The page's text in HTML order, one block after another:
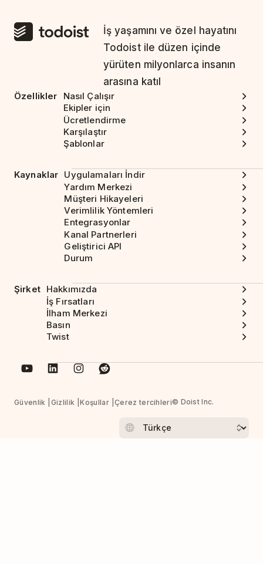
İş yaşamını ve özel hayatını
Todoist ile düzen içinde
yürüten milyonlarca insanın
arasına katıl
Özellikler
Nasıl Çalışır
Ekipler için
Ücretlendirme
Karşılaştır
Şablonlar
Kaynaklar Uygulamaları İndir
Yardım Merkezi
Müşteri Hikayeleri
Verimlilik Yöntemleri
Entegrasyonlar
Kanal Partnerleri
Geliştirici API
Durum
Şirket Hakkımızda
İş Fırsatları
İlham Merkezi
Basın
Twist
Güvenlik Gizlilik Koşullar Çerez tercihleri© Doist Inc.